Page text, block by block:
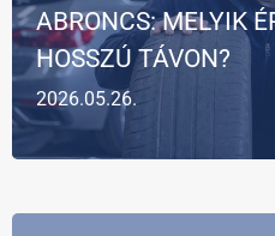
2026.05.26.
ABRONCS: MELYIK
HOSSZÚ TÁVON?